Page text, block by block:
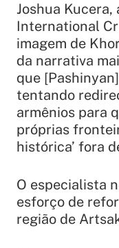
Joshua
International
imagem de
da narrativa
que
tentando
armênios para
próprias
histórica’ fora
O especialista
esforço de
região de